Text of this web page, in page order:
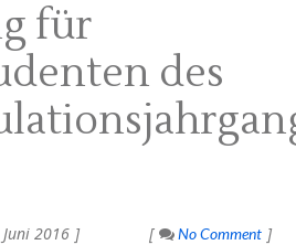
für
des
2016
No Comment